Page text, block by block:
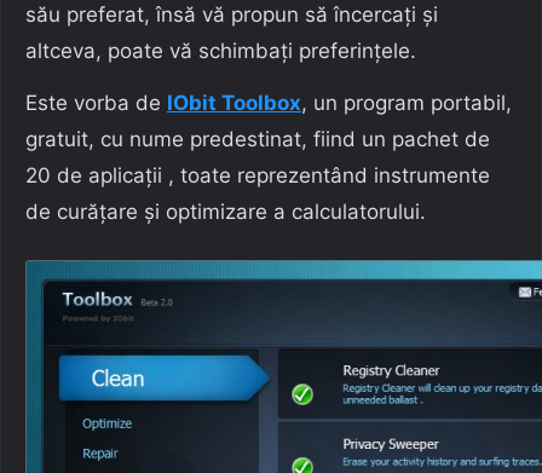
său preferat, însă vă propun să încercați și
altceva, poate vă schimbați preferințele.
Este vorba de IObit Toolbox, un program portabil,
gratuit, cu nume predestinat, fiind un pachet de
20 de aplicații , toate reprezentând instrumente
de curățare și optimizare a calculatorului.